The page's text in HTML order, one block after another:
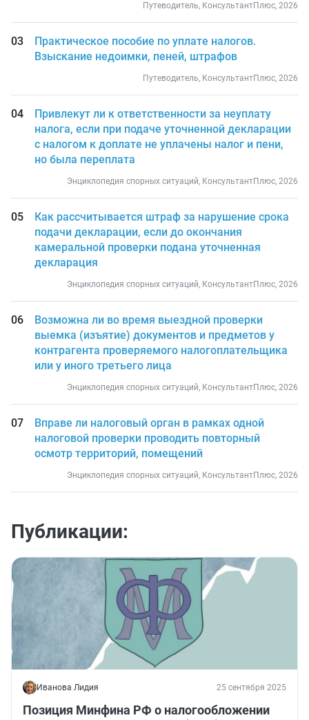
Путеводитель, КонсультантПлюс, 2026
Практическое пособие по уплате налогов.
Взыскание недоимки, пеней, штрафов
Путеводитель, КонсультантПлюс, 2026
Привлекут ли к ответственности за неуплату
налога, если при подаче уточненной декларации
с налогом к доплате не уплачены налог и пени,
но была переплата
Энциклопедия спорных ситуаций, КонсультантПлюс, 2026
Как рассчитывается штраф за нарушение срока
подачи декларации, если до окончания
камеральной проверки подана уточненная
декларация
Энциклопедия спорных ситуаций, КонсультантПлюс, 2026
Возможна ли во время выездной проверки
выемка (изъятие) документов и предметов у
контрагента проверяемого налогоплательщика
или у иного третьего лица
Энциклопедия спорных ситуаций, КонсультантПлюс, 2026
Вправе ли налоговый орган в рамках одной
налоговой проверки проводить повторный
осмотр территорий, помещений
Энциклопедия спорных ситуаций, КонсультантПлюс, 2026
Публикации:
Иванова Лидия 25 сентября 2025
Позиция Минфина РФ о налогообложении